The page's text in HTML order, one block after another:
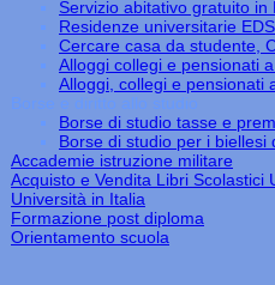
Servizio abitativo gratuito in
Residenze universitarie
Cercare casa da studente,
Alloggi collegi e pensionati
Alloggi, collegi e pensionati
Borse e diritto allo studio
Borse di studio tasse e
Borse di studio per i biellesi
Accademie istruzione militare
Acquisto e Vendita Libri Scolastici
Università in Italia
Formazione post diploma
Orientamento scuola